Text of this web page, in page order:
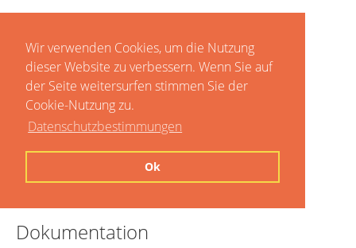
Wir verwenden Cookies, um die Nutzung
dieser Website zu verbessern. Wenn Sie auf
der Seite weitersurfen stimmen Sie der
Cookie-Nutzung zu.
Datenschutzbestimmungen
Ok
Dokumentation